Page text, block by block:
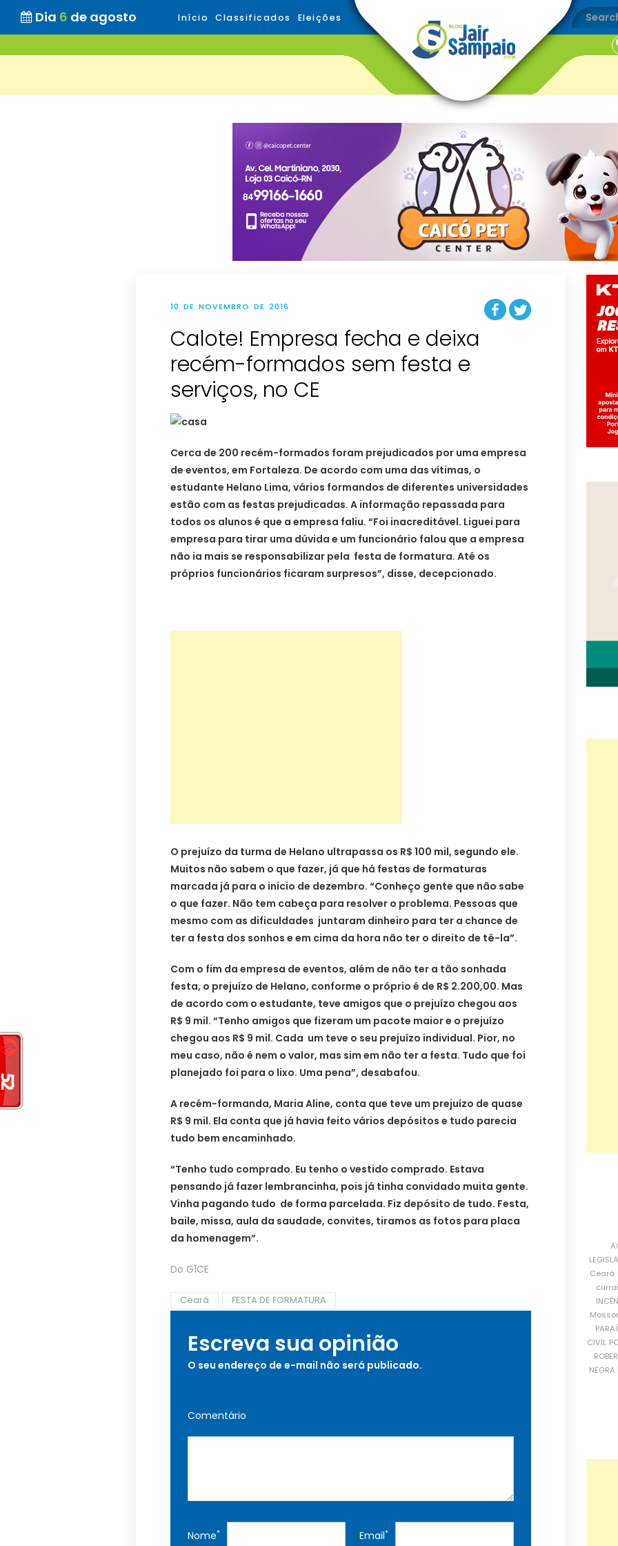
Dia 6 de agosto Início Classificados Eleições
10 DE NOVEMBRO DE 2016
Calote! Empresa fecha e deixa
recém-formados sem festa e
serviços, no CE
Cerca de 200 recém-formados foram prejudicados por uma empresa
de eventos, em Fortaleza. De acordo com uma das vítimas, o
estudante Helano Lima, vários formandos de diferentes universidades
estão com as festas prejudicadas. A informação repassada para
todos os alunos é que a empresa faliu. “Foi inacreditável. Liguei para
empresa para tirar uma dúvida e um funcionário falou que a empresa
não ia mais se responsabilizar pela festa de formatura. Até os
próprios funcionários ficaram surpresos”, disse, decepcionado.
O prejuízo da turma de Helano ultrapassa os R$ 100 mil, segundo ele.
Muitos não sabem o que fazer, já que há festas de formaturas
marcada já para o início de dezembro. “Conheço gente que não sabe
o que fazer. Não tem cabeça para resolver o problema. Pessoas que
mesmo com as dificuldades juntaram dinheiro para ter a chance de
ter a festa dos sonhos e em cima da hora não ter o direito de tê-la”.
Com o fim da empresa de eventos, além de não ter a tão sonhada
festa, o prejuízo de Helano, conforme o próprio é de R$ 2.200,00. Mas
de acordo com o estudante, teve amigos que o prejuízo chegou aos
R$ 9 mil. “Tenho amigos que fizeram um pacote maior e o prejuízo
chegou aos R$ 9 mil. Cada um teve o seu prejuízo individual. Pior, no
meu caso, não é nem o valor, mas sim em não ter a festa. Tudo que foi
planejado foi para o lixo. Uma pena”, desabafou.
A recém-formanda, Maria Aline, conta que teve um prejuízo de quase
R$ 9 mil. Ela conta que já havia feito vários depósitos e tudo parecia
tudo bem encaminhado.
“Tenho tudo comprado. Eu tenho o vestido comprado. Estava
pensando já fazer lembrancinha, pois já tinha convidado muita gente.
Vinha pagando tudo de forma parcelada. Fiz depósito de tudo. Festa,
baile, missa, aula da saudade, convites, tiramos as fotos para placa
da homenagem”.
Do G1CE
Ceará FESTA DE FORMATURA
Escreva sua opinião
O seu endereço de e-mail não será publicado.
Comentário
Nome* Email*
Ceará
CIVIL
NEGRA